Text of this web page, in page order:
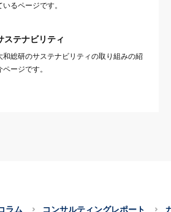
いるページです。
ステナビリティ
和総研のサステナビリティの取り組みの紹
ページです。
ラム コンサルティングレポート